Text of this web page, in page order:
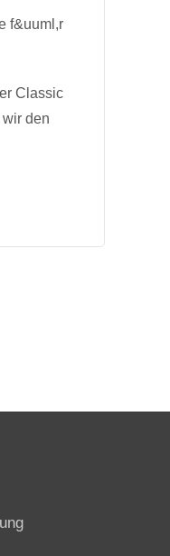
f&uuml,r
Classic
den